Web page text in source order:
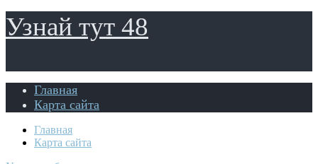
Узнай тут 48
Главная
Карта сайта
Главная
Карта сайта